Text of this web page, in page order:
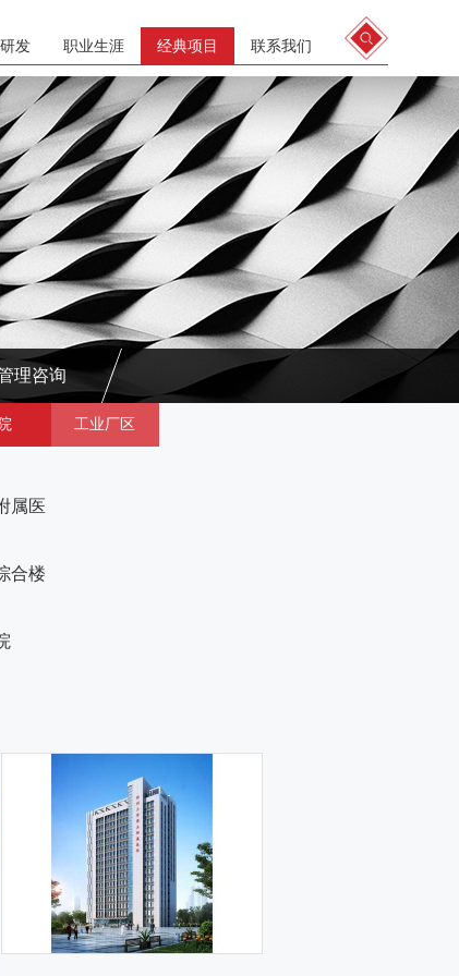
发 职业生涯 经典项目 联系我们
理咨询
工业厂区
属医
合楼